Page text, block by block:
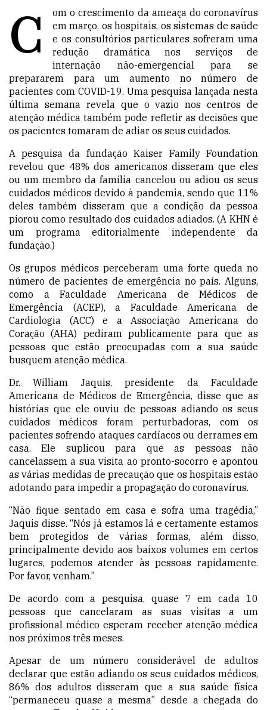
C
om o crescimento da ameaça do coronavírus
em março, os hospitais, os sistemas de saúde
e os consultórios particulares sofreram uma
redução dramática nos serviços de
internação não-emergencial para se
prepararem para um aumento no número de
pacientes com COVID-19. Uma pesquisa lançada nesta
última semana revela que o vazio nos centros de
atenção médica também pode refletir as decisões que
os pacientes tomaram de adiar os seus cuidados.
A pesquisa da fundação Kaiser Family Foundation
revelou que 48% dos americanos disseram que eles
ou um membro da família cancelou ou adiou os seus
cuidados médicos devido à pandemia, sendo que 11%
deles também disseram que a condição da pessoa
piorou como resultado dos cuidados adiados. (A KHN é
um programa editorialmente independente da
fundação.)
Os grupos médicos perceberam uma forte queda no
número de pacientes de emergência no país. Alguns,
como a Faculdade Americana de Médicos de
Emergência (ACEP), a Faculdade Americana de
Cardiologia (ACC) e a Associação Americana do
Coração (AHA) pediram publicamente para que as
pessoas que estão preocupadas com a sua saúde
busquem atenção médica.
Dr. William Jaquis, presidente da Faculdade
Americana de Médicos de Emergência, disse que as
histórias que ele ouviu de pessoas adiando os seus
cuidados médicos foram perturbadoras, com os
pacientes sofrendo ataques cardíacos ou derrames em
casa. Ele suplicou para que as pessoas não
cancelassem a sua visita ao pronto-socorro e apontou
as várias medidas de precaução que os hospitais estão
adotando para impedir a propagação do coronavírus.
“Não fique sentado em casa e sofra uma tragédia,”
Jaquis disse. “Nós já estamos lá e certamente estamos
bem protegidos de várias formas, além disso,
principalmente devido aos baixos volumes em certos
lugares, podemos atender às pessoas rapidamente.
Por favor, venham.”
De acordo com a pesquisa, quase 7 em cada 10
pessoas que cancelaram as suas visitas a um
profissional médico esperam receber atenção médica
nos próximos três meses.
Apesar de um número considerável de adultos
declarar que estão adiando os seus cuidados médicos,
86% dos adultos disseram que a sua saúde física
“permaneceu quase a mesma” desde a chegada do